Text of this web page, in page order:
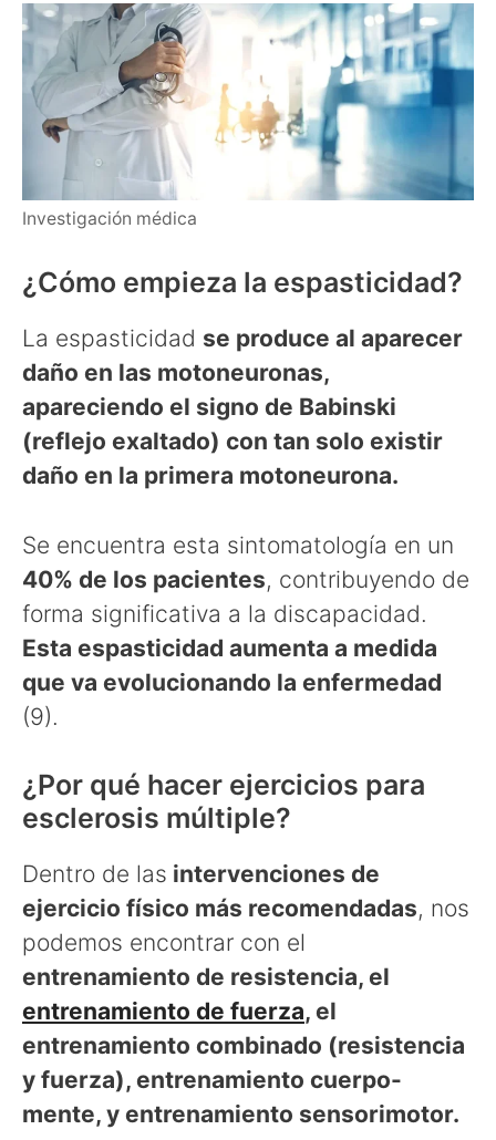
Investigación médica
¿Cómo empieza la espasticidad?
La espasticidad se produce al aparecer
daño en las motoneuronas,
apareciendo el signo de Babinski
(reflejo exaltado) con tan solo existir
daño en la primera motoneurona.
Se encuentra esta sintomatología en un
40% de los pacientes, contribuyendo de
forma significativa a la discapacidad.
Esta espasticidad aumenta a medida
que va evolucionando la enfermedad
(9).
¿Por qué hacer ejercicios para
esclerosis múltiple?
Dentro de las intervenciones de
ejercicio físico más recomendadas, nos
podemos encontrar con el
entrenamiento de resistencia, el
entrenamiento de fuerza, el
entrenamiento combinado (resistencia
y fuerza), entrenamiento cuerpo-
mente, y entrenamiento sensorimotor.